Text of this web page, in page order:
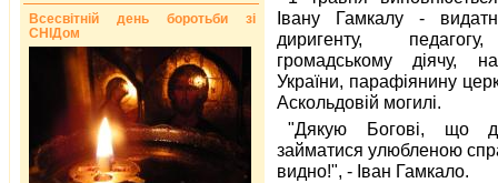
Івану Гамкалу -
диригенту,
громадському діячу,
України, парафіянину
Аскольдовій могилі.
"Дякую Богові, що
займатися улюбленою
видно!", - Іван Гамкало.
Всесвітній день боротьби зі
СНІДом